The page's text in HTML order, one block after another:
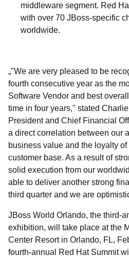
middleware segment. Red
with over 70 JBoss-specific
worldwide.
"We are very pleased to be
fourth consecutive year as the
Software Vendor and best
time in four years," stated
President and Chief Financial
a direct correlation between our
business value and the loyalty
customer base. As a result of
solid execution from our
able to deliver another strong
third quarter and we are
JBoss World Orlando, the third-
exhibition, will take place at the
Center Resort in Orlando, FL,
fourth-annual Red Hat Summit